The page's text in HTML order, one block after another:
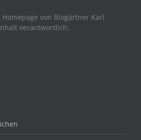
von Biogärtner Karl
verantwortlich: